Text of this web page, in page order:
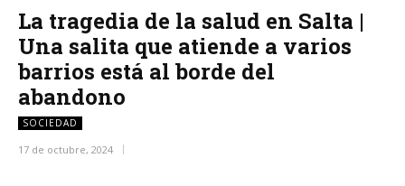
La tragedia de la salud en Salta |
Una salita que atiende a varios
barrios está al borde del
abandono
SOCIEDAD
17 de octubre, 2024